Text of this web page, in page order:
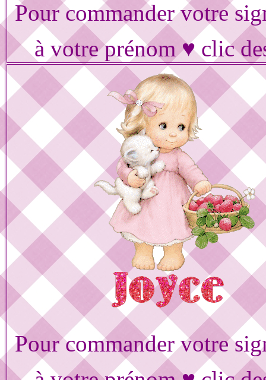
Pour commander votre
à votre prénom ♥ clic
Pour commander votre